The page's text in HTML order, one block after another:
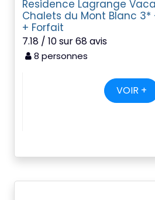
Residence Lagrange
Chalets du Mont Blanc
+ Forfait
7.18 / 10 sur 68 avis
8 personnes
VOIR +